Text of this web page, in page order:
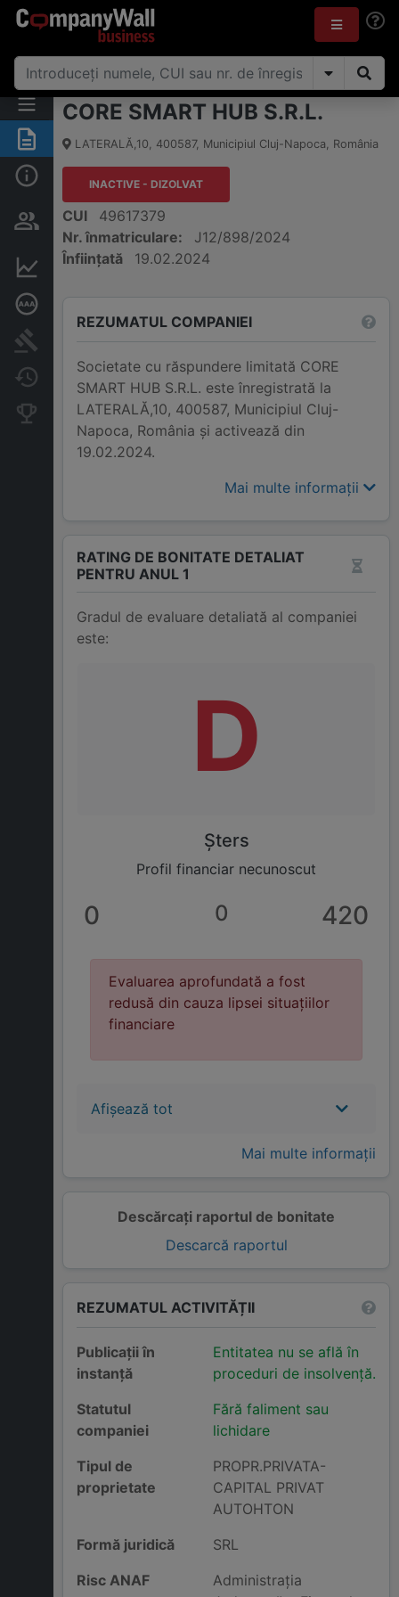
Rezumat
Persoane și structură de
proprietate
Informații financiare
Publicații în instanță
Modificări
Companii concurente
CORE SMART HUB S.R.L.
LATERALĂ,10, 400587, Municipiul Cluj-Napoca, România
INACTIVE - DIZOLVAT
CUI
49617379
Nr. înmatriculare:
J12/898/2024
Înființată
19.02.2024
REZUMATUL COMPANIEI
Societate cu răspundere limitată CORE
SMART HUB S.R.L. este înregistrată la
LATERALĂ,10, 400587, Municipiul Cluj-
Napoca, România și activează din
19.02.2024.
Mai multe informații
Descărcați raportul de bonitate
Descarcă raportul
RATING DE BONITATE DETALIAT
PENTRU ANUL 1
Gradul de evaluare detaliată al companiei
este:
D
Șters
Profil financiar necunoscut
0 0 420
Evaluarea aprofundată a fost
redusă din cauza lipsei situațiilor
financiare
Afișează tot
Mai multe informații
REZUMATUL ACTIVITĂȚII
Publicații în
instanță
Entitatea nu se află în
proceduri de insolvență.
Statutul
companiei
Fără faliment sau
lichidare
Tipul de
proprietate
PROPR.PRIVATA-
CAPITAL PRIVAT
AUTOHTON
Formă juridică
SRL
Risc ANAF
Administraţia